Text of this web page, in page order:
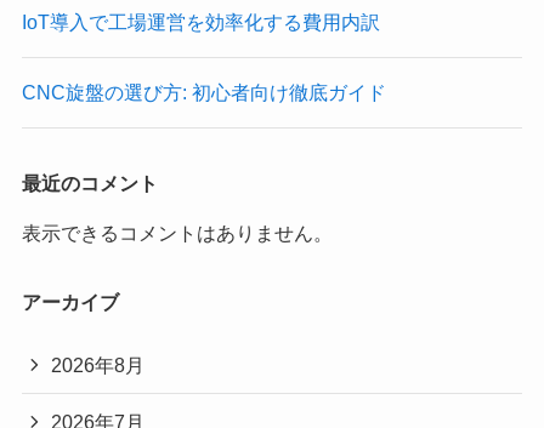
IoT導入で工場運営を効率化する費用内訳
CNC旋盤の選び方: 初心者向け徹底ガイド
最近のコメント
表示できるコメントはありません。
アーカイブ
2026年8月
2026年7月